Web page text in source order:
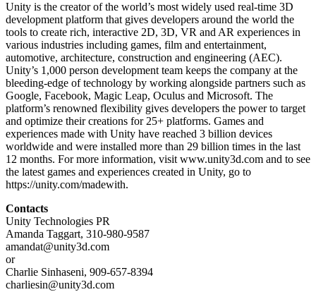
Unity is the creator of the world’s most widely used real-time 3D
development platform that gives developers around the world the
tools to create rich, interactive 2D, 3D, VR and AR experiences in
various industries including games, film and entertainment,
automotive, architecture, construction and engineering (AEC).
Unity’s 1,000 person development team keeps the company at the
bleeding-edge of technology by working alongside partners such as
Google, Facebook, Magic Leap, Oculus and Microsoft. The
platform’s renowned flexibility gives developers the power to target
and optimize their creations for 25+ platforms. Games and
experiences made with Unity have reached 3 billion devices
worldwide and were installed more than 29 billion times in the last
12 months. For more information, visit www.unity3d.com and to see
the latest games and experiences created in Unity, go to
https://unity.com/madewith.
Contacts
Unity Technologies PR
Amanda Taggart, 310-980-9587
amandat@unity3d.com
or
Charlie Sinhaseni, 909-657-8394
charliesin@unity3d.com